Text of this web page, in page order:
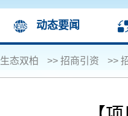
动态要闻
生态双柏 >> 招商引资 >>